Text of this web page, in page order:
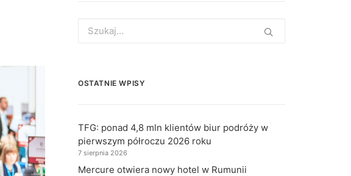
for:
OSTATNIE WPISY
TFG: ponad 4,8 mln klientów biur podróży w
pierwszym półroczu 2026 roku
7 sierpnia 2026
Mercure otwiera nowy hotel w Rumunii